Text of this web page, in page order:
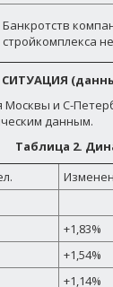
Банкротств
стройкомплекса
и С-
данным.
Таблица 2.
+1,83%
+1,54%
+1,14%